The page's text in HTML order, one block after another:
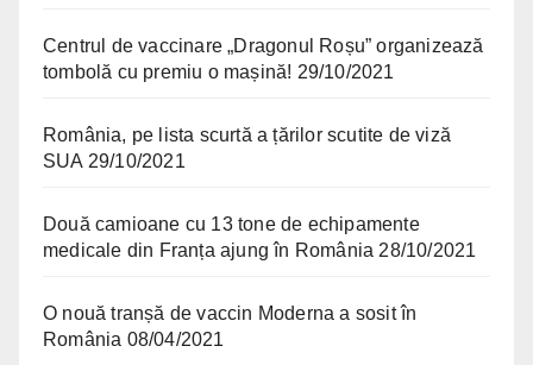
Centrul de vaccinare „Dragonul Roșu” organizează
tombolă cu premiu o mașină! 29/10/2021
România, pe lista scurtă a țărilor scutite de viză
SUA 29/10/2021
Două camioane cu 13 tone de echipamente
medicale din Franța ajung în România 28/10/2021
O nouă tranșă de vaccin Moderna a sosit în
România 08/04/2021